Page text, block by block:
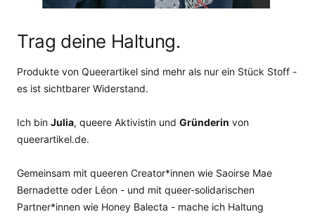
Trag deine Haltung.
Produkte von Queerartikel sind mehr als nur ein Stück Stoff -
es ist sichtbarer Widerstand.
Ich bin Julia, queere Aktivistin und Gründerin von
queerartikel.de.
Gemeinsam mit queeren Creator*innen wie Saoirse Mae
Bernadette oder Léon - und mit queer-solidarischen
Partner*innen wie Honey Balecta - mache ich Haltung